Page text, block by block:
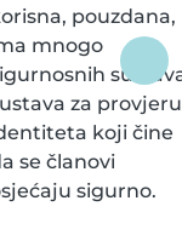
pouzdana,
mnogo
za provjeru
koji čine
se članovi
sigurno.